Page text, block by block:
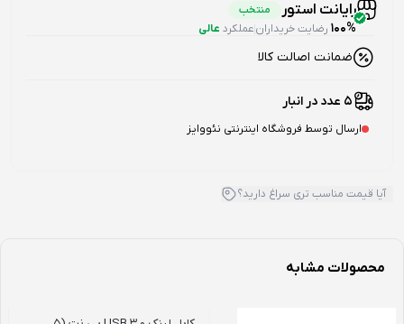
رایانت استور منتخب
100% رضایت خریدارانعملکرد عالی
ضمانت اصالت کالا
5 عدد در انبار
ارسال توسط فروشگاه اینترنتی نئووایز
آیا قیمت مناسب تری سراغ دارید؟
محصولات مشابه